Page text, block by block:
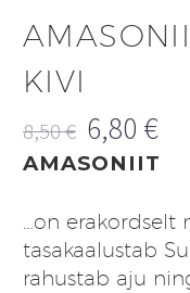
KIVI
8,50€
Algne
oli:
8,50 €.
6,80 €
Praegune
on:
6,80 €.
AMASONIIT
…on erakordselt
tasakaalustab
rahustab aju